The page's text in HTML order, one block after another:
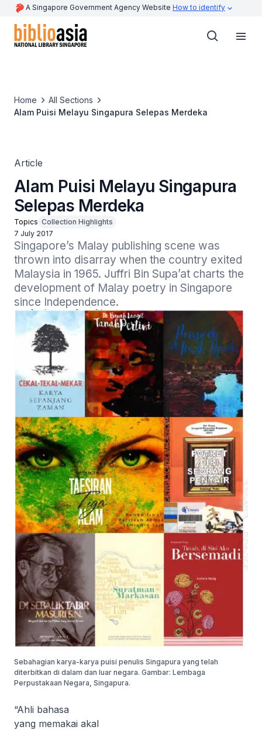
A Singapore Government Agency Website How to identify
Home
All Sections
Alam Puisi Melayu Singapura Selepas Merdeka
Article
Alam Puisi Melayu Singapura
Selepas Merdeka
Topics Collection Highlights
7 July 2017
Singapore’s Malay publishing scene was
thrown into disarray when the country exited
Malaysia in 1965. Juffri Bin Supa’at charts the
development of Malay poetry in Singapore
since Independence.
Sebahagian karya-karya puisi penulis Singapura yang telah
diterbitkan di dalam dan luar negara. Gambar: Lembaga
Perpustakaan Negara, Singapura.
“Ahli bahasa
yang memakai akal